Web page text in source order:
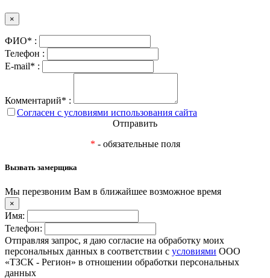
×
ФИО* :
Телефон :
E-mail* :
Комментарий* :
Согласен с условиями использования сайта
Отправить
* - обязательные поля
Вызвать замерщика
Мы перезвоним Вам в ближайшее возможное время
×
Имя:
Телефон:
Отправляя запрос, я даю согласие на обработку моих
персональных данных в соответствии с условиями ООО
«ТЗСК - Регион» в отношении обработки персональных
данных